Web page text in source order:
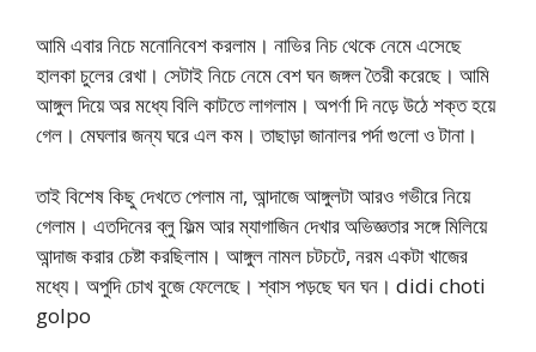
আমি এবার নিচে মনোনিবেশ করলাম। নাভির নিচ থেকে নেমে এসেছে
হালকা চুলের রেখা। সেটাই নিচে নেমে বেশ ঘন জঙ্গল তৈরী করেছে। আমি
আঙ্গুল দিয়ে অর মধ্যে বিলি কাটতে লাগলাম। অপর্ণা দি নড়ে উঠে শক্ত হয়ে
গেল। মেঘলার জন্য ঘরে এল কম। তাছাড়া জানালর পর্দা গুলো ও টানা।
তাই বিশেষ কিছু দেখতে পেলাম না, আন্দাজে আঙ্গুলটা আরও গভীরে নিয়ে
গেলাম। এতদিনের ব্লু ফিল্ম আর ম্যাগাজিন দেখার অভিজ্ঞতার সঙ্গে মিলিয়ে
আন্দাজ করার চেষ্টা করছিলাম। আঙ্গুল নামল চটচটে, নরম একটা খাজের
মধ্যে। অপুদি চোখ বুজে ফেলেছে। শ্বাস পড়ছে ঘন ঘন। didi choti
golpo